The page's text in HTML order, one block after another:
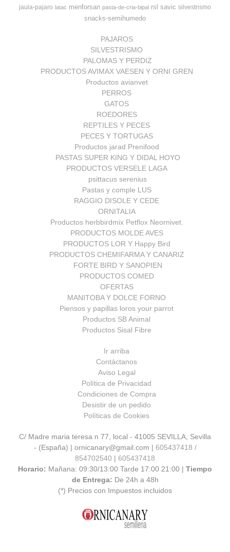
jaula-pajaro latac menforsan pasta-de-cria-bipal rsl savic silvestrismo
snacks-semihumedo
PAJAROS
SILVESTRISMO
PALOMAS Y PERDIZ
PRODUCTOS AVIMAX VAESEN Y ORNI GREN
Productos avianvet
PERROS
GATOS
ROEDORES
REPTILES Y PECES
PECES Y TORTUGAS
Productos jarad Prenifood
PASTAS SUPER KING Y DIDAL HOYO
PRODUCTOS VERSELE LAGA
psittacus serenius
Pastas y comple LUS
RAGGIO DISOLE Y CEDE
ORNITALIA
Productos herbbirdmix Petflox Neornivet.
PRODUCTOS MOLDE AVES
PRODUCTOS LOR Y Happy Bird
PRODUCTOS CHEMIFARMA Y CANARIZ
FORTE BIRD Y SANOPIEN
PRODUCTOS COMED
OFERTAS
MANITOBA Y DOLCE FORNO
Piensos y papillas loros your parrot
Productos SB Animal
Productos Sisal Fibre
Ir arriba
Contáctanos
Aviso Legal
Política de Privacidad
Condiciones de Compra
Desistir de un pedido
Políticas de Cookies
C/ Madre maria teresa n 77, local - 41005 SEVILLA, Sevilla
- (España) | ornicanary@gmail.com | 605437418 /
854702540 | 605437418
Horario: Mañana: 09:30/13:00 Tarde 17:00 21:00 | Tiempo
de Entrega: De 24h a 48h
(*) Precios con Impuestos incluidos